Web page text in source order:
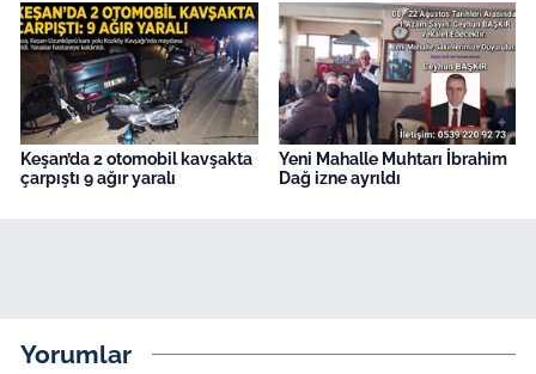
Keşan’da 2 otomobil kavşakta
çarpıştı 9 ağır yaralı
Yeni Mahalle Muhtarı İbrahim
Dağ izne ayrıldı
Yorumlar